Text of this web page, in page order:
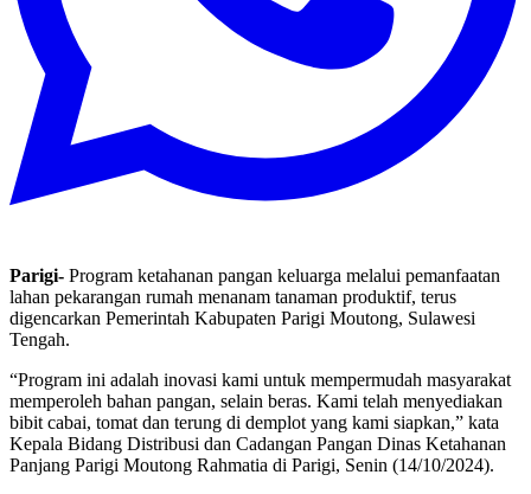
Parigi- Program ketahanan pangan keluarga melalui pemanfaatan
lahan pekarangan rumah menanam tanaman produktif, terus
digencarkan Pemerintah Kabupaten Parigi Moutong, Sulawesi
Tengah.
“Program ini adalah inovasi kami untuk mempermudah masyarakat
memperoleh bahan pangan, selain beras. Kami telah menyediakan
bibit cabai, tomat dan terung di demplot yang kami siapkan,” kata
Kepala Bidang Distribusi dan Cadangan Pangan Dinas Ketahanan
Panjang Parigi Moutong Rahmatia di Parigi, Senin (14/10/2024).